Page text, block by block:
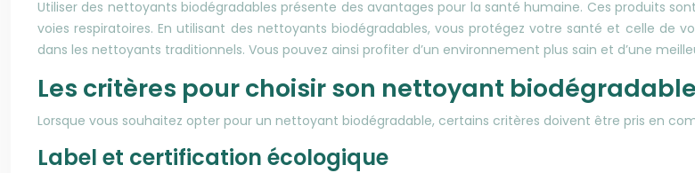
Utiliser des nettoyants biodégradables présente des avantages pour la santé humaine. Ces produits
voies respiratoires. En utilisant des nettoyants biodégradables, vous protégez votre santé et celle de
dans les nettoyants traditionnels. Vous pouvez ainsi profiter d’un environnement plus sain et d’une
Les critères pour choisir son nettoyant biodégradable
Lorsque vous souhaitez opter pour un nettoyant biodégradable, certains critères doivent être pris en
Label et certification écologique